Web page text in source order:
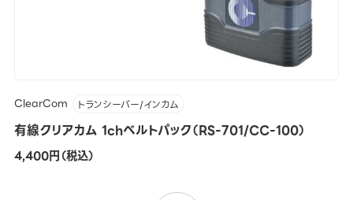
ClearCom トランシーバー/インカム
有線クリアカム 1chベルトパック（RS-701/CC-100）
4,400円（税込）